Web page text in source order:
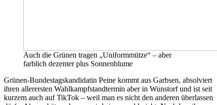
Auch die Grünen tragen „Uniformmütze“ – aber
farblich dezenter plus Sonnenblume
Grünen-Bundestagskandidatin Peine kommt aus Garbsen, absolviert
ihren allerersten Wahlkampfstandtermin aber in Wunstorf und ist seit
kurzem auch auf TikTok – weil man es nicht den anderen überlassen